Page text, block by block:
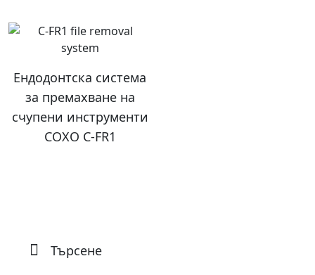
Ендодонтска система
за премахване на
счупени инструменти
COXO C-FR1
Търсене